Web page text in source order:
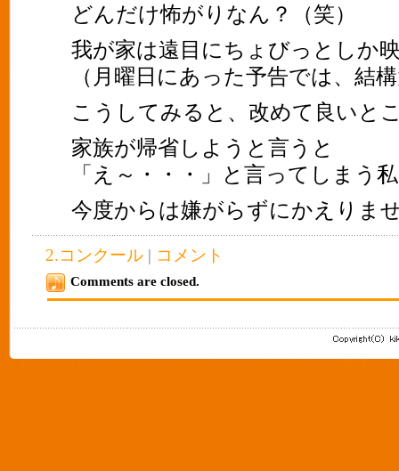
どんだけ怖がりなん？（笑）
我が家は遠目にちょびっとしか
（月曜日にあった予告では、結
こうしてみると、改めて良いと
家族が帰省しようと言うと
「え～・・・」と言ってしまう
今度からは嫌がらずにかえりま
2.コンクール | コメント
Comments are closed.